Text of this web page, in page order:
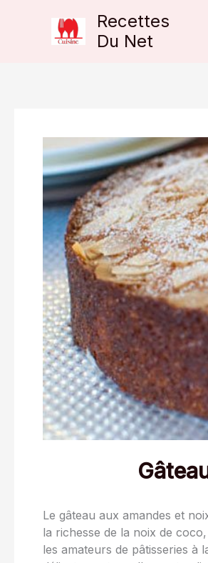
Recettes
Du Net
Le gâteau aux amandes et
la richesse de la noix de
les amateurs de pâtisseries à